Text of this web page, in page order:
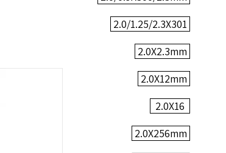
2.0/1.25/2.3X301
2.0X2.3mm
2.0X12mm
2.0X16
2.0X256mm